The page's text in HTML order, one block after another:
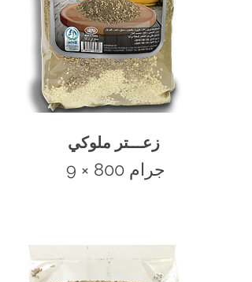
9 × 800 جرام